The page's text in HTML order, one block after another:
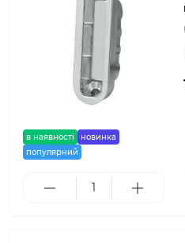
в наявності
новинка
популярний